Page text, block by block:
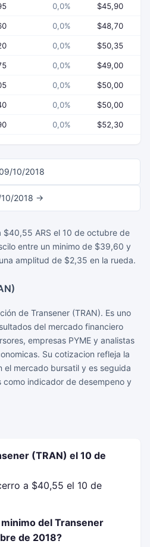
0,0% $45,90
0,0% $48,70
0,0% $50,35
0,0% $49,00
0,0% $50,00
0,0% $50,00
0,0% $52,30
10/2018
10/2018 →
$40,55 ARS el 10 de octubre de
entre un minimo de $39,60 y
amplitud de $2,35 en la rueda.
de Transener (TRAN). Es uno
del mercado financiero
empresas PYME y analistas
Su cotizacion refleja la
el mercado bursatil y es seguida
como indicador de desempeno y
(TRAN) el 10 de
a $40,55 el 10 de
del Transener
de 2018?